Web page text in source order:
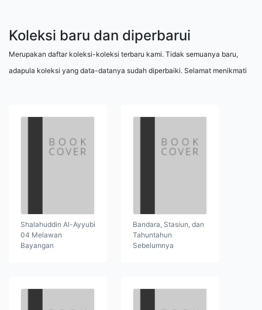
Koleksi baru dan diperbarui
Merupakan daftar koleksi-koleksi terbaru kami. Tidak semuanya baru,
adapula koleksi yang data-datanya sudah diperbaiki. Selamat menikmati
Shalahuddin Al-Ayyubi
04 Melawan
Bayangan
Bandara, Stasiun, dan
Tahuntahun
Sebelumnya